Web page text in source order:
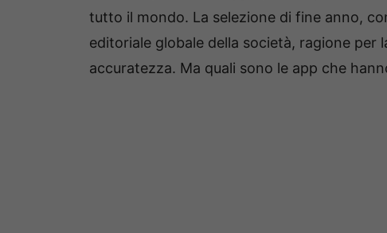
tutto il mondo. La selezione di fine anno,
editoriale globale della società, ragione per
accuratezza. Ma quali sono le app che